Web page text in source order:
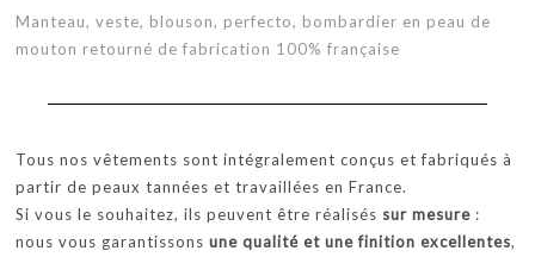
Manteau, veste, blouson, perfecto, bombardier en peau de
mouton retourné de fabrication 100% française
Tous nos vêtements sont intégralement conçus et fabriqués à
partir de peaux tannées et travaillées en France.
Si vous le souhaitez, ils peuvent être réalisés sur mesure :
nous vous garantissons une qualité et une finition excellentes,